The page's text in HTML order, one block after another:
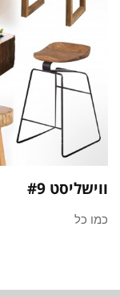
ווישליסט #9
כמו כל